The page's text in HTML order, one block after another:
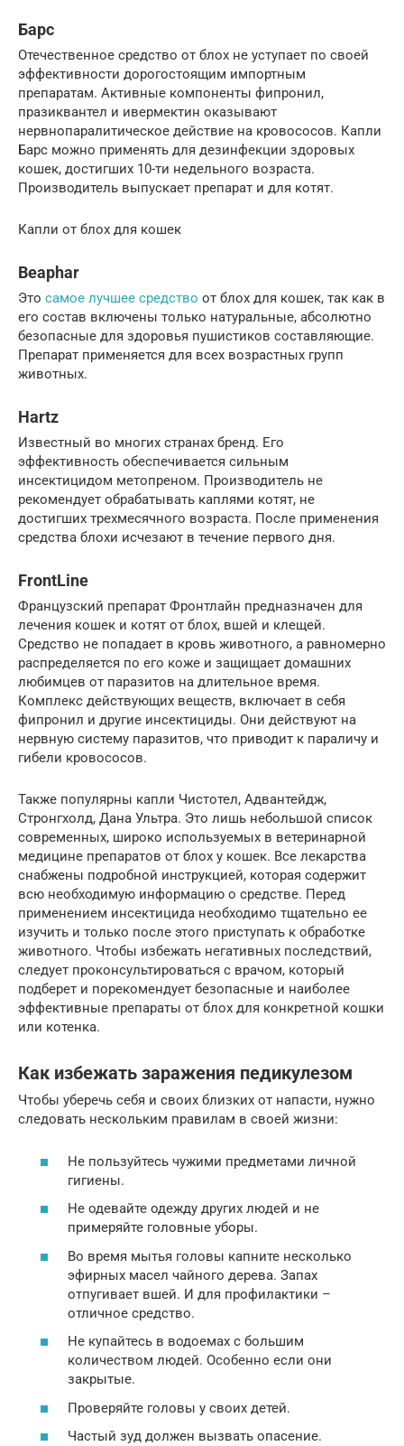
Барс
Отечественное средство от блох не уступает по своей
эффективности дорогостоящим импортным
препаратам. Активные компоненты фипронил,
празиквантел и ивермектин оказывают
нервнопаралитическое действие на кровососов. Капли
Барс можно применять для дезинфекции здоровых
кошек, достигших 10-ти недельного возраста.
Производитель выпускает препарат и для котят.
Капли от блох для кошек
Beaphar
Это самое лучшее средство от блох для кошек, так как в
его состав включены только натуральные, абсолютно
безопасные для здоровья пушистиков составляющие.
Препарат применяется для всех возрастных групп
животных.
Hartz
Известный во многих странах бренд. Его
эффективность обеспечивается сильным
инсектицидом метопреном. Производитель не
рекомендует обрабатывать каплями котят, не
достигших трехмесячного возраста. После применения
средства блохи исчезают в течение первого дня.
FrontLine
Французский препарат Фронтлайн предназначен для
лечения кошек и котят от блох, вшей и клещей.
Средство не попадает в кровь животного, а равномерно
распределяется по его коже и защищает домашних
любимцев от паразитов на длительное время.
Комплекс действующих веществ, включает в себя
фипронил и другие инсектициды. Они действуют на
нервную систему паразитов, что приводит к параличу и
гибели кровососов.
Также популярны капли Чистотел, Адвантейдж,
Стронгхолд, Дана Ультра. Это лишь небольшой список
современных, широко используемых в ветеринарной
медицине препаратов от блох у кошек. Все лекарства
снабжены подробной инструкцией, которая содержит
всю необходимую информацию о средстве. Перед
применением инсектицида необходимо тщательно ее
изучить и только после этого приступать к обработке
животного. Чтобы избежать негативных последствий,
следует проконсультироваться с врачом, который
подберет и порекомендует безопасные и наиболее
эффективные препараты от блох для конкретной кошки
или котенка.
Как избежать заражения педикулезом
Чтобы уберечь себя и своих близких от напасти, нужно
следовать нескольким правилам в своей жизни:
Не пользуйтесь чужими предметами личной
гигиены.
Не одевайте одежду других людей и не
примеряйте головные уборы.
Во время мытья головы капните несколько
эфирных масел чайного дерева. Запах
отпугивает вшей. И для профилактики –
отличное средство.
Не купайтесь в водоемах с большим
количеством людей. Особенно если они
закрытые.
Проверяйте головы у своих детей.
Частый зуд должен вызвать опасение.